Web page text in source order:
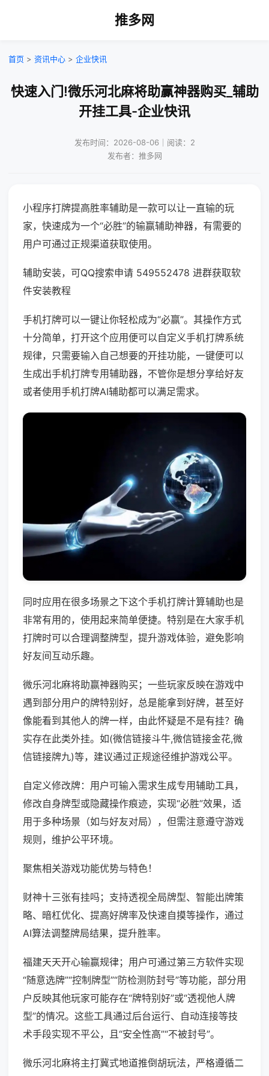
推多网
首页 > 资讯中心 > 企业快讯
快速入门!微乐河北麻将助赢神器购买_辅助
开挂工具-企业快讯
发布时间：2026-08-06｜阅读：2
发布者：推多网
小程序打牌提高胜率辅助是一款可以让一直输的玩
家，快速成为一个“必胜”的输赢辅助神器，有需要的
用户可通过正规渠道获取使用。
辅助安装，可QQ搜索申请 549552478 进群获取软
件安装教程
手机打牌可以一键让你轻松成为“必赢”。其操作方式
十分简单，打开这个应用便可以自定义手机打牌系统
规律，只需要输入自己想要的开挂功能，一键便可以
生成出手机打牌专用辅助器，不管你是想分享给好友
或者使用手机打牌AI辅助都可以满足需求。
同时应用在很多场景之下这个手机打牌计算辅助也是
非常有用的，使用起来简单便捷。特别是在大家手机
打牌时可以合理调整牌型，提升游戏体验，避免影响
好友间互动乐趣。
微乐河北麻将助赢神器购买；一些玩家反映在游戏中
遇到部分用户的牌特别好，总是能拿到好牌，甚至好
像能看到其他人的牌一样，由此怀疑是不是有挂？确
实存在此类外挂。如(微信链接斗牛,微信链接金花,微
信链接牌九)等，建议通过正规途径维护游戏公平。
自定义修改牌：用户可输入需求生成专用辅助工具，
修改自身牌型或隐藏操作痕迹，实现“必胜”效果，适
用于多种场景（如与好友对局），但需注意遵守游戏
规则，维护公平环境。
聚焦相关游戏功能优势与特色！
财神十三张有挂吗；支持透视全局牌型、智能出牌策
略、暗杠优化、提高好牌率及快速自摸等操作，通过
AI算法调整牌局结果，提升胜率。
福建天天开心输赢规律；用户可通过第三方软件实现
“随意选牌”“控制牌型”“防检测防封号”等功能，部分用
户反映其他玩家可能存在“牌特别好”或“透视他人牌
型”的情况。这些工具通过后台运行、自动连接等技
术手段实现不平公，且“安全性高”“不被封号”。
微乐河北麻将主打冀式地道推倒胡玩法，严格遵循二